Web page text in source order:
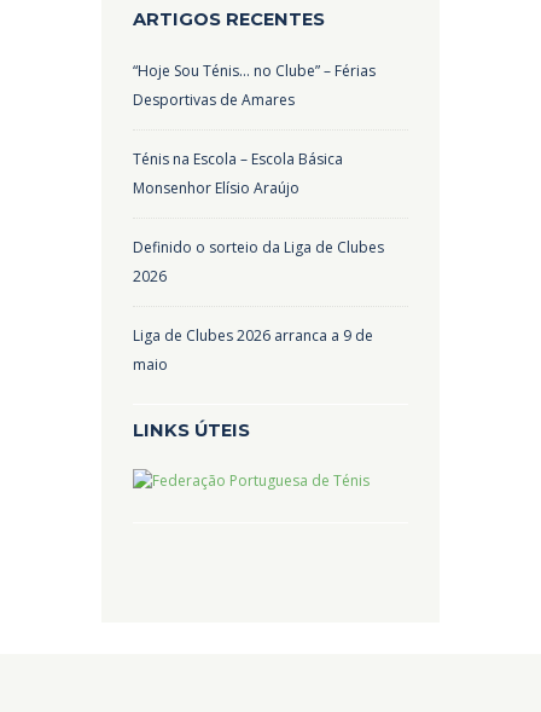
ARTIGOS RECENTES
“Hoje Sou Ténis… no Clube” – Férias
Desportivas de Amares
Ténis na Escola – Escola Básica
Monsenhor Elísio Araújo
Definido o sorteio da Liga de Clubes
2026
Liga de Clubes 2026 arranca a 9 de
maio
LINKS ÚTEIS